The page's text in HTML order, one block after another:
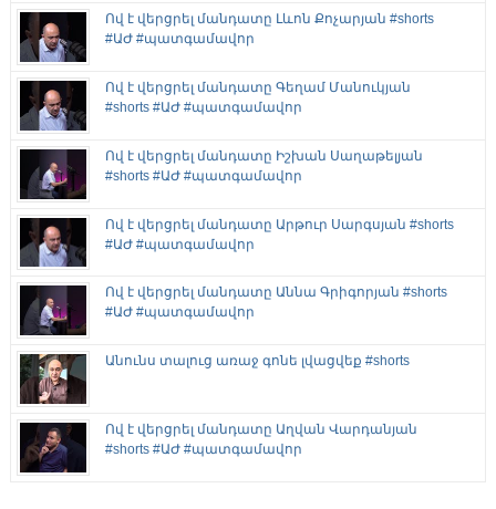
Ով է վերցրել մանդատը Լևոն Քոչարյան #shorts
#ԱԺ #պատգամավոր
Ով է վերցրել մանդատը Գեղամ Մանուկյան
#shorts #ԱԺ #պատգամավոր
Ով է վերցրել մանդատը Իշխան Սաղաթելյան
#shorts #ԱԺ #պատգամավոր
Ով է վերցրել մանդատը Արթուր Սարգսյան #shorts
#ԱԺ #պատգամավոր
Ով է վերցրել մանդատը Աննա Գրիգորյան #shorts
#ԱԺ #պատգամավոր
Անունս տալուց առաջ գոնե լվացվեք #shorts
Ով է վերցրել մանդատը Աղվան Վարդանյան
#shorts #ԱԺ #պատգամավոր